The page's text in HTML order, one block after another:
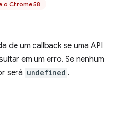
o Chrome 58
de um callback se uma API
em um erro. Se nenhum
será undefined .